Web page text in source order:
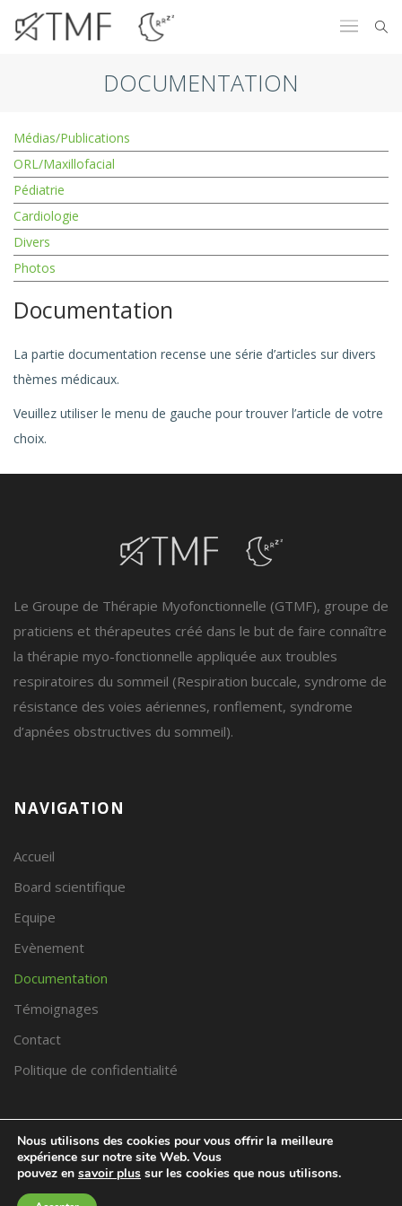
DOCUMENTATION
Médias/Publications
ORL/Maxillofacial
Pédiatrie
Cardiologie
Divers
Photos
Documentation
La partie documentation recense une série d’articles sur divers
thèmes médicaux.
Veuillez utiliser le menu de gauche pour trouver l’article de votre
choix.
Le Groupe de Thérapie Myofonctionnelle (GTMF), groupe de
praticiens et thérapeutes créé dans le but de faire connaître
la thérapie myo-fonctionnelle appliquée aux troubles
respiratoires du sommeil (Respiration buccale, syndrome de
résistance des voies aériennes, ronflement, syndrome
d’apnées obstructives du sommeil).
NAVIGATION
Accueil
Board scientifique
Equipe
Evènement
Documentation
Témoignages
Contact
Politique de confidentialité
PRENDRE RDV
Trouver un praticien proche de chez vous
Nous utilisons des cookies pour vous offrir la meilleure
expérience sur notre site Web. Vous
pouvez en savoir plus sur les cookies que nous utilisons.